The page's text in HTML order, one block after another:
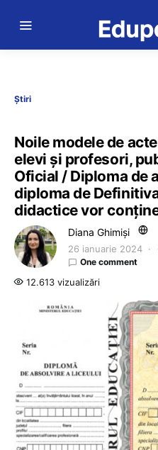
Știri
Noile modele de
elevi și profesori,
Oficial / Diploma de
diploma de
didactice vor
Diana Ghimiși
26 ianuarie 2024
One comment
12.613 vizualizări